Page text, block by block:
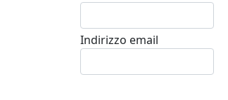
Indirizzo email